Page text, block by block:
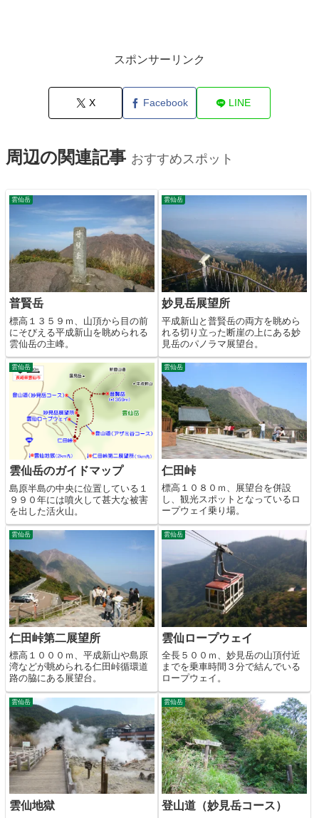
スポンサーリンク
X Facebook LINE
周辺の関連記事 おすすめスポット
雲仙岳
普賢岳
標高１３５９ｍ、山頂から目の前
にそびえる平成新山を眺められる
雲仙岳の主峰。
雲仙岳
妙見岳展望所
平成新山と普賢岳の両方を眺めら
れる切り立った断崖の上にある妙
見岳のパノラマ展望台。
雲仙岳
雲仙岳のガイドマップ
島原半島の中央に位置している１
９９０年には噴火して甚大な被害
を出した活火山。
雲仙岳
仁田峠
標高１０８０ｍ、展望台を併設
し、観光スポットとなっているロ
ープウェイ乗り場。
雲仙岳
仁田峠第二展望所
標高１０００ｍ、平成新山や島原
湾などが眺められる仁田峠循環道
路の脇にある展望台。
雲仙岳
雲仙ロープウェイ
全長５００ｍ、妙見岳の山頂付近
までを乗車時間３分で結んでいる
ロープウェイ。
雲仙岳
雲仙地獄
雲仙岳
登山道（妙見岳コース）